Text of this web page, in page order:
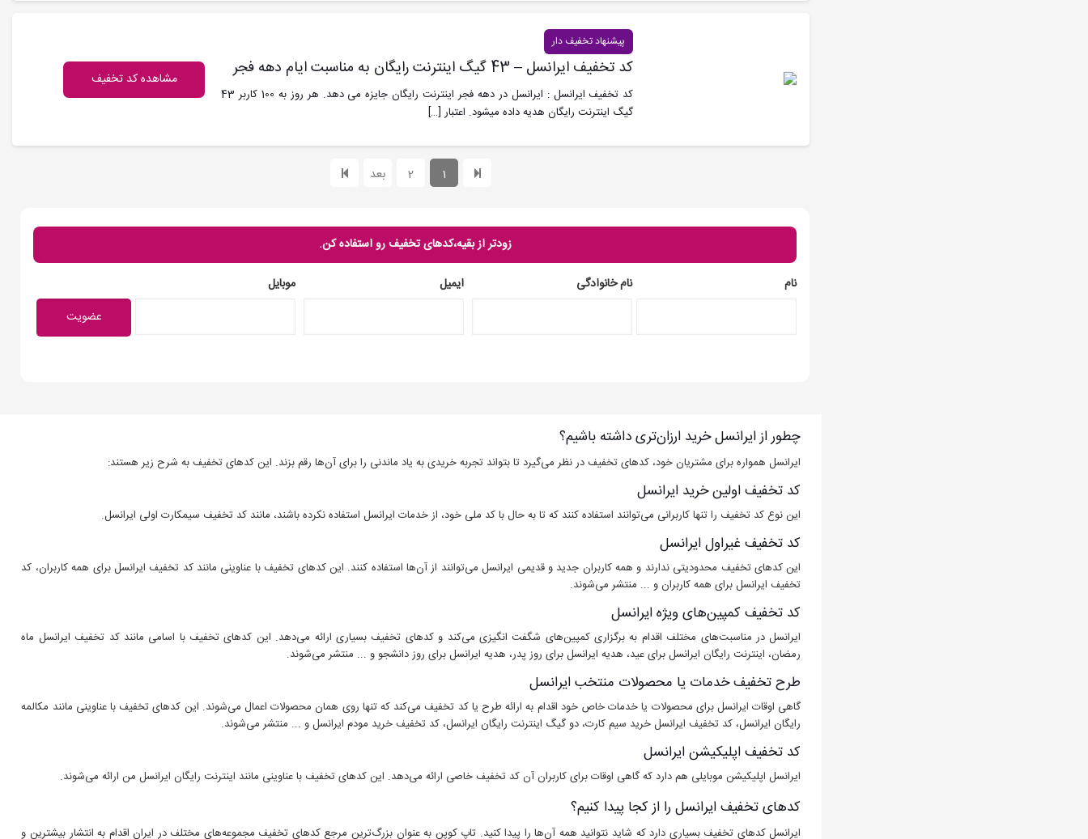
پیشنهاد تخفیف دار
کد تخفیف ایرانسل – 43 گیگ اینترنت رایگان به مناسبت ایام دهه فجر
کد تخفیف ایرانسل : ایرانسل در دهه فجر اینترنت رایگان جایزه می دهد. هر روز به 100 کاربر 43
گیگ اینترنت رایگان هدیه داده میشود. اعتبار[…]
مشاهده کد تخفیف
1
2 بعد
زودتر از بقیه،کدهای تخفیف رو استفاده کن.
نام نام خانوادگی ایمیل موبایل
چطور از ایرانسل خرید ارزان‌تری داشته باشیم؟
ایرانسل همواره برای مشتریان خود، کدهای تخفیف در نظر می‌گیرد تا بتواند تجربه خریدی به یاد ماندنی را برای آن‌ها رقم بزند. این کدهای تخفیف به شرح زیر هستند:
کد تخفیف اولین خرید ایرانسل
این نوع کد تخفیف را تنها کاربرانی می‌توانند استفاده کنند که تا به حال با کد ملی خود، از خدمات ایرانسل استفاده نکرده باشند، مانند کد تخفیف سیمکارت اولی ایرانسل.
کد تخفیف غیراول ایرانسل
این کدهای تخفیف محدودیتی ندارند و همه کاربران جدید و قدیمی ایرانسل می‌توانند از آن‌ها استفاده کنند. این کدهای تخفیف با عناوینی مانند کد تخفیف ایرانسل برای همه کاربران، کد
تخفیف ایرانسل برای همه کاربران و ... منتشر می‌شوند.
کد تخفیف کمپین‌های ویژه ایرانسل
ایرانسل در مناسبت‌های مختلف اقدام به برگزاری کمپین‌های شگفت انگیزی می‌کند و کدهای تخفیف بسیاری ارائه می‌دهد. این کدهای تخفیف با اسامی مانند کد تخفیف ایرانسل ماه
رمضان، اینترنت رایگان ایرانسل برای عید، هدیه ایرانسل برای روز پدر، هدیه ایرانسل برای روز دانشجو و ... منتشر می‌شوند.
طرح تخفیف خدمات یا محصولات منتخب ایرانسل
گاهی اوقات ایرانسل برای محصولات یا خدمات خاص خود اقدام به ارائه طرح یا کد تخفیف می‌کند که تنها روی همان محصولات اعمال می‌شوند. این کدهای تخفیف با عناوینی مانند مکالمه
رایگان ایرانسل، کد تخفیف ایرانسل خرید سیم کارت، دو گیگ اینترنت رایگان ایرانسل، کد تخفیف خرید مودم ایرانسل و ... منتشر می‌شوند.
کد تخفیف اپلیکیشن ایرانسل
ایرانسل اپلیکیشن موبایلی هم دارد که گاهی اوقات برای کاربران آن کد تخفیف خاصی ارائه می‌دهد. این کدهای تخفیف با عناوینی مانند اینترنت رایگان ایرانسل من ارائه می‌شوند.
کدهای تخفیف ایرانسل را از کجا پیدا کنیم؟
ایرانسل کدهای تخفیف بسیاری دارد که شاید نتوانید همه آن‌ها را پیدا کنید. تاپ کوپن به عنوان بزرگ‌ترین مرجع کدهای تخفیف مجموعه‌های مختلف در ایران اقدام به انتشار بیشترین و